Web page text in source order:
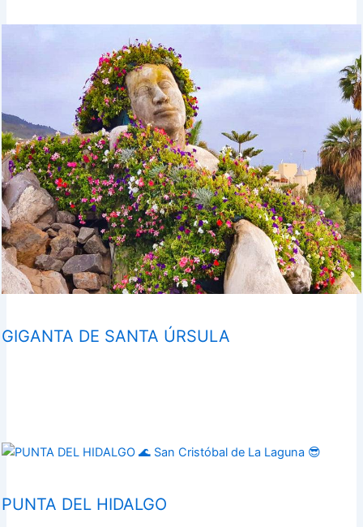
GIGANTA DE SANTA ÚRSULA
PUNTA DEL HIDALGO